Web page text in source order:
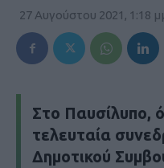
27 Αυγούστου 2021, 1:18
Στο Παυσίλυπο,
τελευταία
Δημοτικού